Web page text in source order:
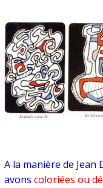
A la manière de Jean
avons coloriées ou